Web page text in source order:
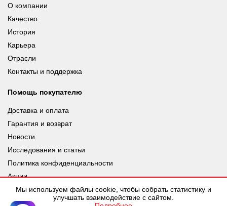
О компании
Качество
История
Карьера
Отрасли
Контакты и поддержка
Помощь покупателю
Доставка и оплата
Гарантия и возврат
Новости
Исследования и статьи
Политика конфиденциальности
Акции
Мы используем файлы cookie, чтобы собрать статистику и
улучшать взаимодействие с сайтом.